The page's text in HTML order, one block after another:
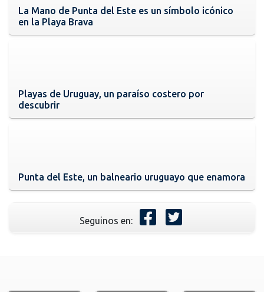
La Mano de Punta del Este es un símbolo icónico
en la Playa Brava
Playas de Uruguay, un paraíso costero por
descubrir
Punta del Este, un balneario uruguayo que enamora
Seguinos en: